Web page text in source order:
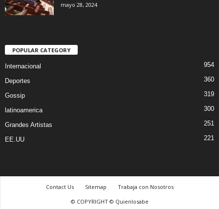
mayo 28, 2024
POPULAR CATEGORY
Internacional 954
Deportes 360
Gossip 319
latinoamerica 300
Grandes Artistas 251
EE.UU 221
Contact Us Sitemap
Trabaja con Nosotros
© COPYRIGHT © Quienlosabe